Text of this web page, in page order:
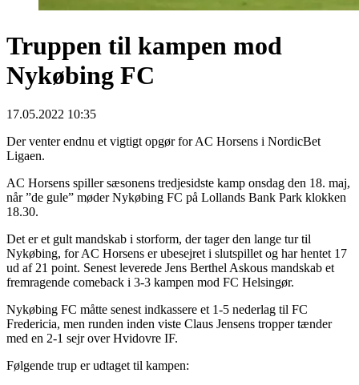
Truppen til kampen mod
Nykøbing FC
17.05.2022 10:35
Der venter endnu et vigtigt opgør for AC Horsens i NordicBet
Ligaen.
AC Horsens spiller sæsonens tredjesidste kamp onsdag den 18. maj,
når ”de gule” møder Nykøbing FC på Lollands Bank Park klokken
18.30.
Det er et gult mandskab i storform, der tager den lange tur til
Nykøbing, for AC Horsens er ubesejret i slutspillet og har hentet 17
ud af 21 point. Senest leverede Jens Berthel Askous mandskab et
fremragende comeback i 3-3 kampen mod FC Helsingør.
Nykøbing FC måtte senest indkassere et 1-5 nederlag til FC
Fredericia, men runden inden viste Claus Jensens tropper tænder
med en 2-1 sejr over Hvidovre IF.
Følgende trup er udtaget til kampen: